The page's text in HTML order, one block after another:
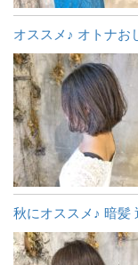
オススメ♪ オトナお
秋にオススメ♪ 暗髪